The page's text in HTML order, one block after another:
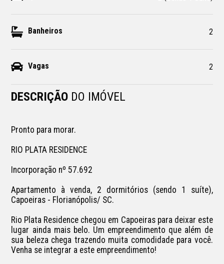
Banheiros 2
Vagas 2
DESCRIÇÃO DO IMÓVEL
Pronto para morar.
RIO PLATA RESIDENCE
Incorporação nº 57.692
Apartamento à venda, 2 dormitórios (sendo 1 suíte),
Capoeiras - Florianópolis/ SC.
Rio Plata Residence chegou em Capoeiras para deixar este
lugar ainda mais belo. Um empreendimento que além de
sua beleza chega trazendo muita comodidade para você.
Venha se integrar a este empreendimento!